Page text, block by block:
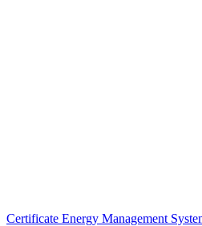
Certificate Energy Management